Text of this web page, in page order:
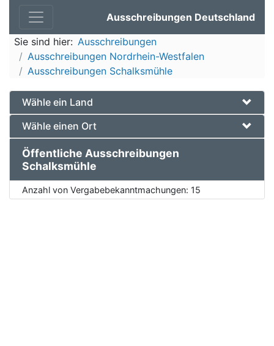
Ausschreibungen Deutschland
Sie sind hier: Ausschreibungen
Ausschreibungen Nordrhein-Westfalen
Ausschreibungen Schalksmühle
Wähle ein Land
Wähle einen Ort
Öffentliche Ausschreibungen
Schalksmühle
Anzahl von Vergabebekanntmachungen: 15